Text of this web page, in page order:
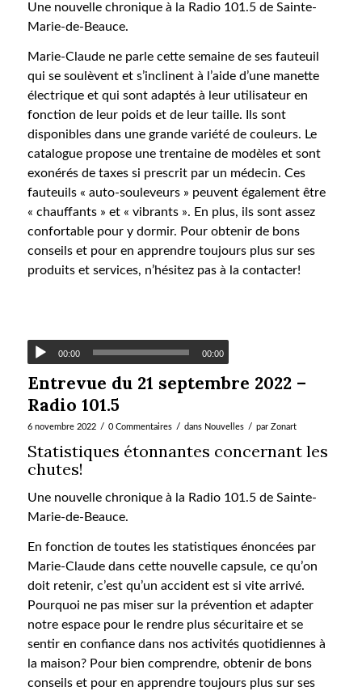
Une nouvelle chronique à la Radio 101.5 de Sainte-
Marie-de-Beauce.
Marie-Claude ne parle cette semaine de ses fauteuil
qui se soulèvent et s’inclinent à l’aide d’une manette
électrique et qui sont adaptés à leur utilisateur en
fonction de leur poids et de leur taille. Ils sont
disponibles dans une grande variété de couleurs. Le
catalogue propose une trentaine de modèles et sont
exonérés de taxes si prescrit par un médecin. Ces
fauteuils « auto-souleveurs » peuvent également être
« chauffants » et « vibrants ». En plus, ils sont assez
confortable pour y dormir. Pour obtenir de bons
conseils et pour en apprendre toujours plus sur ses
produits et services, n’hésitez pas à la contacter!
00:00 00:00
Entrevue du 21 septembre 2022 –
Radio 101.5
6 novembre 2022 / 0 Commentaires / dans Nouvelles / par Zonart
Statistiques étonnantes concernant les
chutes!
Une nouvelle chronique à la Radio 101.5 de Sainte-
Marie-de-Beauce.
En fonction de toutes les statistiques énoncées par
Marie-Claude dans cette nouvelle capsule, ce qu’on
doit retenir, c’est qu’un accident est si vite arrivé.
Pourquoi ne pas miser sur la prévention et adapter
notre espace pour le rendre plus sécuritaire et se
sentir en confiance dans nos activités quotidiennes à
la maison? Pour bien comprendre, obtenir de bons
conseils et pour en apprendre toujours plus sur ses